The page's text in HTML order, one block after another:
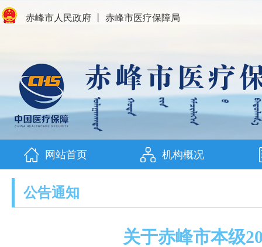
赤峰市人民政府 赤峰市医疗保障局
网站首页 机构概况
公告通知
关于赤峰市本级